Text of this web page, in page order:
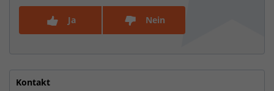
Ja Nein
Kontakt